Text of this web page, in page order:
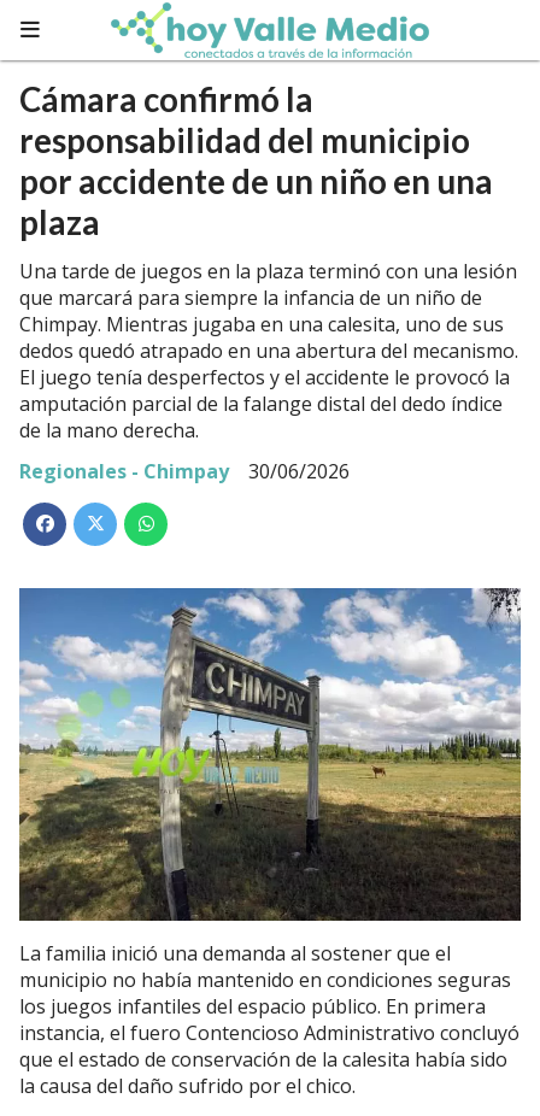
Cámara confirmó la
responsabilidad del municipio
por accidente de un niño en una
plaza
Una tarde de juegos en la plaza terminó con una lesión
que marcará para siempre la infancia de un niño de
Chimpay. Mientras jugaba en una calesita, uno de sus
dedos quedó atrapado en una abertura del mecanismo.
El juego tenía desperfectos y el accidente le provocó la
amputación parcial de la falange distal del dedo índice
de la mano derecha.
Regionales - Chimpay
30/06/2026
La familia inició una demanda al sostener que el
municipio no había mantenido en condiciones seguras
los juegos infantiles del espacio público. En primera
instancia, el fuero Contencioso Administrativo concluyó
que el estado de conservación de la calesita había sido
la causa del daño sufrido por el chico.